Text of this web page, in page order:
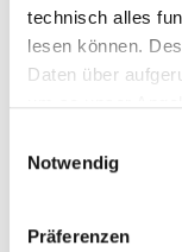
technisch alles
lesen können.
Daten über
um so unser
weiteren Daten
haben oder die
Notwendig
Präferenzen
Preis auf
Welden